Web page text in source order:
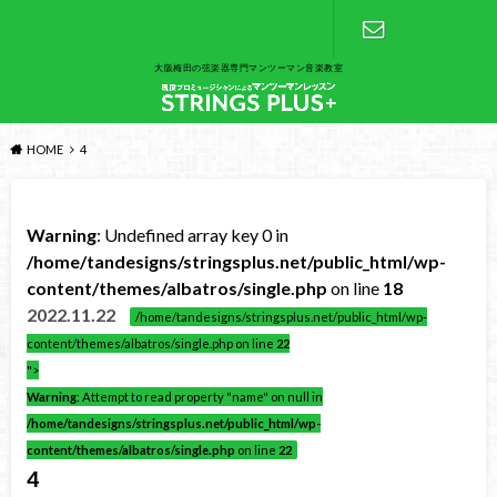
大阪梅田の弦楽器専門マンツーマン音楽教室
お問い合わ
HOME 4
Warning: Undefined array key 0 in
/home/tandesigns/stringsplus.net/public_html/wp-
content/themes/albatros/single.php on line 18
2022.11.22
/home/tandesigns/stringsplus.net/public_html/wp-
content/themes/albatros/single.php on line 22
">
Warning: Attempt to read property "name" on null in
/home/tandesigns/stringsplus.net/public_html/wp-
content/themes/albatros/single.php on line 22
4